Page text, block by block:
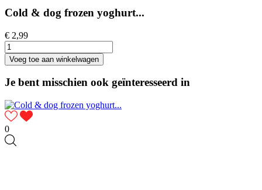
Cold & dog frozen yoghurt...
€ 2,99
Voeg toe aan winkelwagen
Je bent misschien ook geïnteresseerd in
0